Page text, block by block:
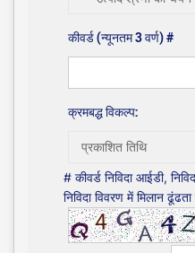
कीवर्ड (न्यूनतम 3 वर्ण) #
क्रमबद्ध विकल्प:
# कीवर्ड निविदा आईडी,
निविदा विवरण में मिलान